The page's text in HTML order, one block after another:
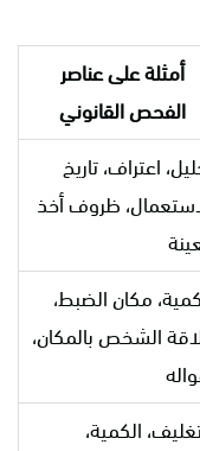
أمثلة على عناصر
الفحص القانوني
اعتراف، تاريخ
ظروف أخذ
مكان الضبط،
الشخص بالمكان،
الكمية،